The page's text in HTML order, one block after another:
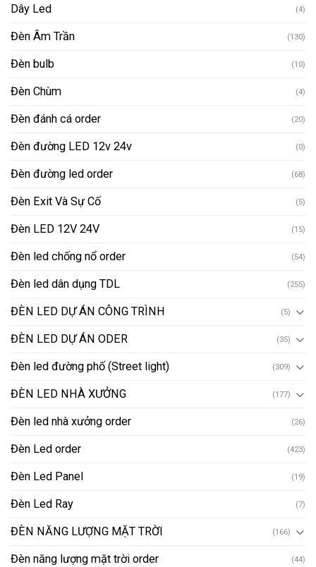
Dây Led (4)
Đèn Âm Trần (130)
Đèn bulb (10)
Đèn Chùm (4)
Đèn đánh cá order (20)
Đèn đường LED 12v 24v (0)
Đèn đường led order (68)
Đèn Exit Và Sự Cố (5)
Đèn LED 12V 24V (15)
Đèn led chống nổ order (54)
Đèn led dân dụng TDL (255)
ĐÈN LED DỰ ÁN CÔNG TRÌNH (5)
ĐÈN LED DỰ ÁN ODER (35)
Đèn led đường phố (Street light) (309)
ĐÈN LED NHÀ XƯỞNG (177)
Đèn led nhà xưởng order (26)
Đèn Led order (423)
Đèn Led Panel (19)
Đèn Led Ray (7)
ĐÈN NĂNG LƯỢNG MẶT TRỜI (166)
Đèn năng lượng mặt trời order (44)